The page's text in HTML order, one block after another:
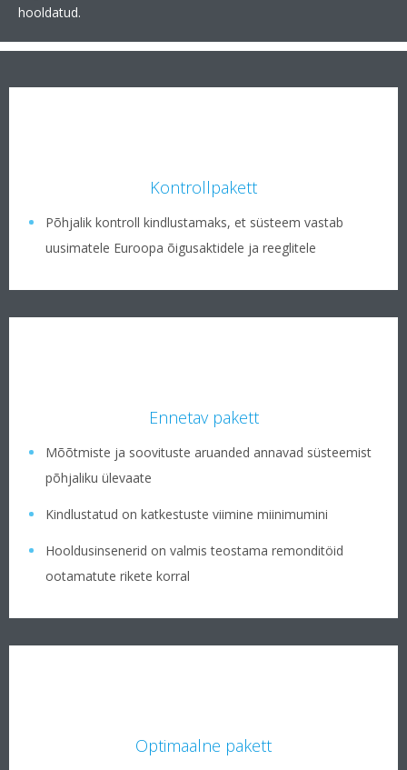
hooldatud.
Kontrollpakett
Põhjalik kontroll kindlustamaks, et süsteem vastab
uusimatele Euroopa õigusaktidele ja reeglitele
Ennetav pakett
Mõõtmiste ja soovituste aruanded annavad süsteemist
põhjaliku ülevaate
Kindlustatud on katkestuste viimine miinimumini
Hooldusinsenerid on valmis teostama remonditöid
ootamatute rikete korral
Optimaalne pakett